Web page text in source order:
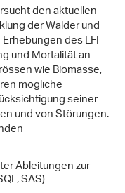
den aktuellen
der Wälder und
des LFI
und Mortalität an
wie Biomasse,
mögliche
seiner
und von Störungen.
Ableitungen zur
SAS)